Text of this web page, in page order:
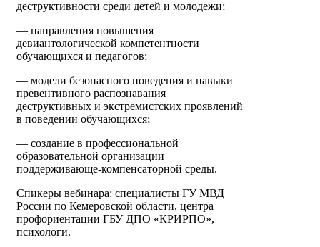
деструктивности среди детей и молодежи;
— направления повышения
девиантологической компетентности
обучающихся и педагогов;
— модели безопасного поведения и навыки
превентивного распознавания
деструктивных и экстремистских проявлений
в поведении обучающихся;
— создание в профессиональной
образовательной организации
поддерживающе-компенсаторной среды.
Спикеры вебинара: специалисты ГУ МВД
России по Кемеровской области, центра
профориентации ГБУ ДПО «КРИРПО»,
психологи.